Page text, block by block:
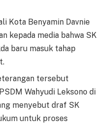
Kota Benyamin Davnie
kepada media bahwa SK
baru masuk tahap
tersebut
Wahyudi Leksono di
menyebut draf SK
untuk proses